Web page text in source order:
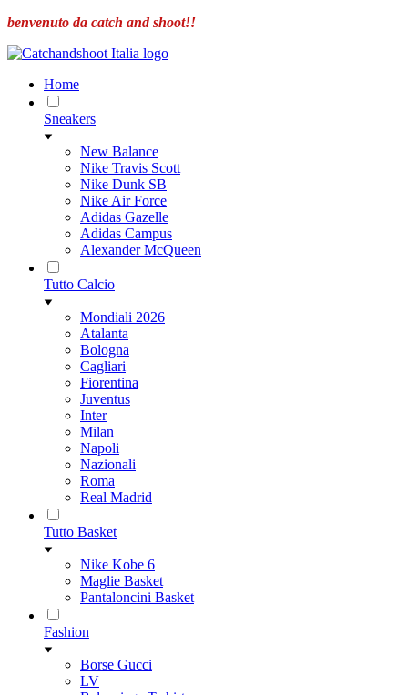
benvenuto da catch and shoot!!
Home
Sneakers
New Balance
Nike Travis Scott
Nike Dunk SB
Nike Air Force
Adidas Gazelle
Adidas Campus
Alexander McQueen
Tutto Calcio
Mondiali 2026
Atalanta
Bologna
Cagliari
Fiorentina
Juventus
Inter
Milan
Napoli
Nazionali
Roma
Real Madrid
Tutto Basket
Nike Kobe 6
Maglie Basket
Pantaloncini Basket
Fashion
Borse Gucci
LV